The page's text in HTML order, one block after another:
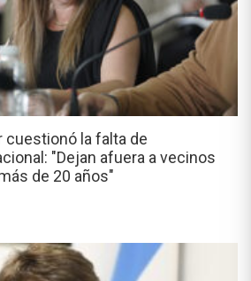
cuestionó la falta de
"Dejan afuera a vecinos
de 20 años"